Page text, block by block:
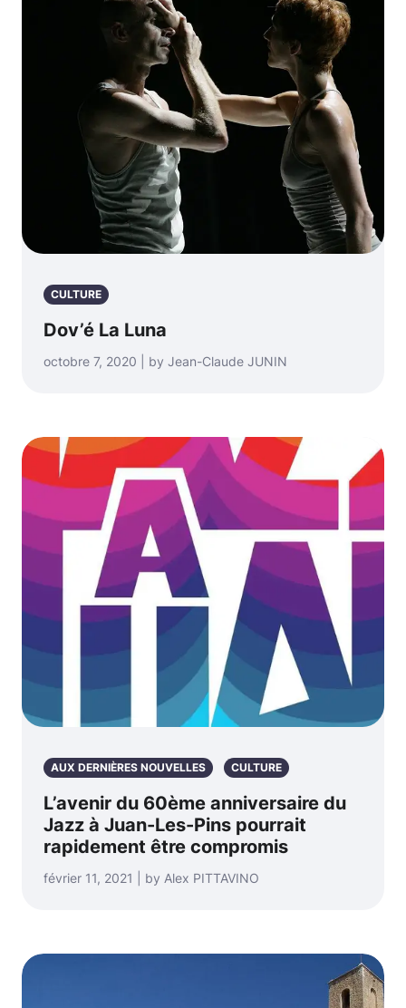
CULTURE
Dov’é La Luna
octobre 7, 2020 | by Jean-Claude JUNIN
AUX DERNIÈRES NOUVELLES CULTURE
L’avenir du 60ème anniversaire du
Jazz à Juan-Les-Pins pourrait
rapidement être compromis
février 11, 2021 | by Alex PITTAVINO